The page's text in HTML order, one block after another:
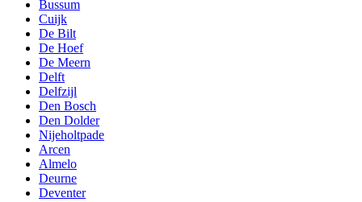
Bussum
Cuijk
De Bilt
De Hoef
De Meern
Delft
Delfzijl
Den Bosch
Den Dolder
Nijeholtpade
Arcen
Almelo
Deurne
Deventer